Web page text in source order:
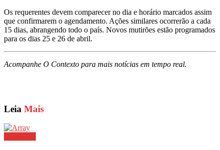
Os requerentes devem comparecer no dia e horário marcados assim
que confirmarem o agendamento. Ações similares ocorrerão a cada
15 dias, abrangendo todo o país. Novos mutirões estão programados
para os dias 25 e 26 de abril.
Acompanhe O Contexto para mais notícias em tempo real.
Leia Mais